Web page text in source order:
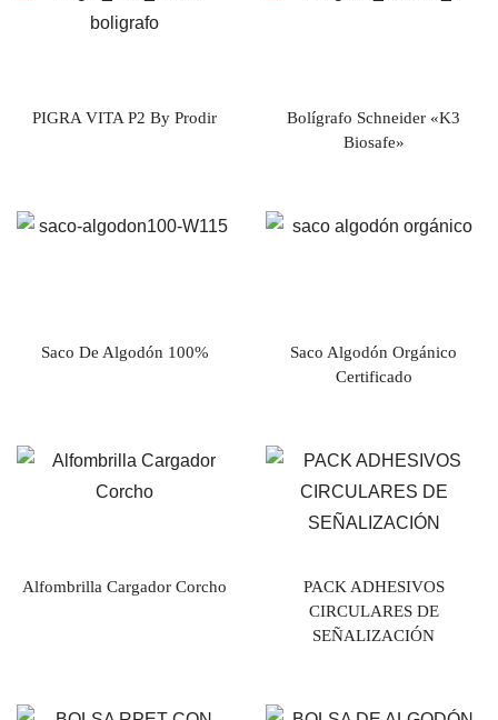
PIGRA VITA P2 By Prodir
Bolígrafo Schneider «K3
Biosafe»
Saco De Algodón 100%
Saco Algodón Orgánico
Certificado
Alfombrilla Cargador Corcho
PACK ADHESIVOS
CIRCULARES DE
SEÑALIZACIÓN